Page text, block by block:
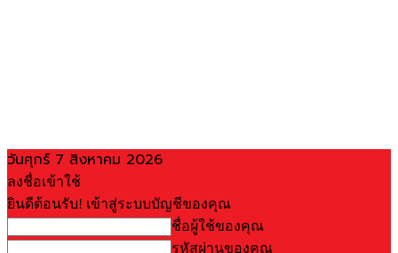
วันศุกร์ 7 สิงหาคม 2026
ลงชื่อเข้าใช้
ยินดีต้อนรับ! เข้าสู่ระบบบัญชีของคุณ
ชื่อผู้ใช้ของคุณ
รหัสผ่านของคุณ